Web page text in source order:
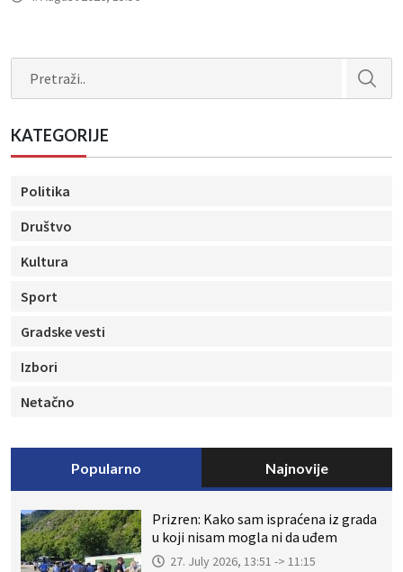
KATEGORIJE
Politika
Društvo
Kultura
Sport
Gradske vesti
Izbori
Netačno
Popularno Najnovije
Prizren: Kako sam ispraćena iz grada
u koji nisam mogla ni da uđem
27. July 2026, 13:51 -> 11:15